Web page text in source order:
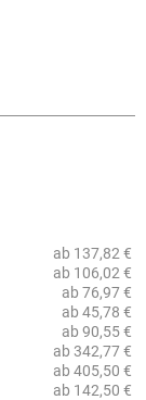
ab 137,82 €
ab 106,02 €
ab 76,97 €
ab 45,78 €
ab 90,55 €
ab 342,77 €
ab 405,50 €
ab 142,50 €